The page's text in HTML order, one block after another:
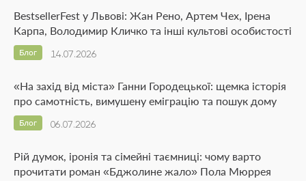
BestsellerFest у Львові: Жан Рено, Артем Чех, Ірена
Карпа, Володимир Кличко та інші культові особистості
14.07.2026
Блог
«На захід від міста» Ганни Городецької: щемка історія
про самотність, вимушену еміграцію та пошук дому
06.07.2026
Блог
Рій думок, іронія та сімейні таємниці: чому варто
прочитати роман «Бджолине жало» Пола Мюррея